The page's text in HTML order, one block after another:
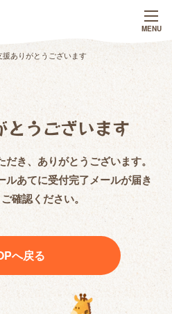
援ありがとうございます
とうございます
だき、ありがとうございます。
ルあてに受付完了メールが届き
確認ください。
へ戻る